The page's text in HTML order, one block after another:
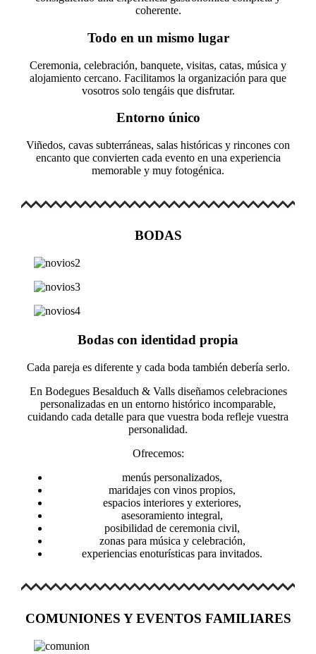
coherente.
Todo en un mismo lugar
Ceremonia, celebración, banquete, visitas, catas, música y
alojamiento cercano. Facilitamos la organización para que
vosotros solo tengáis que disfrutar.
Entorno único
Viñedos, cavas subterráneas, salas históricas y rincones con
encanto que convierten cada evento en una experiencia
memorable y muy fotogénica.
BODAS
Bodas con identidad propia
Cada pareja es diferente y cada boda también debería serlo.
En Bodegues Besalduch & Valls diseñamos celebraciones
personalizadas en un entorno histórico incomparable,
cuidando cada detalle para que vuestra boda refleje vuestra
personalidad.
Ofrecemos:
menús personalizados,
maridajes con vinos propios,
espacios interiores y exteriores,
asesoramiento integral,
posibilidad de ceremonia civil,
zonas para música y celebración,
experiencias enoturísticas para invitados.
COMUNIONES Y EVENTOS FAMILIARES